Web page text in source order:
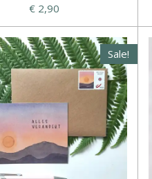
€ 2,90
Sale!